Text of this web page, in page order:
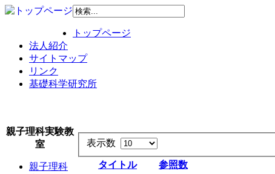
トップページ
法人紹介
サイトマップ
リンク
基礎科学研究所
親子理科実験教
室
親子理科
表示数
タイトル
参照数